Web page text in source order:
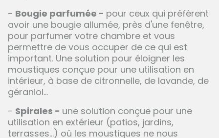
- Bougie parfumée - pour ceux qui préfèrent
avoir une bougie allumée, près d'une fenêtre,
pour parfumer votre chambre et vous
permettre de vous occuper de ce qui est
important. Une solution pour éloigner les
moustiques conçue pour une utilisation en
intérieur, à base de citronnelle, de lavande, de
géraniol...
- Spirales - une solution conçue pour une
utilisation en extérieur (patios, jardins,
terrasses...) où les moustiques ne nous